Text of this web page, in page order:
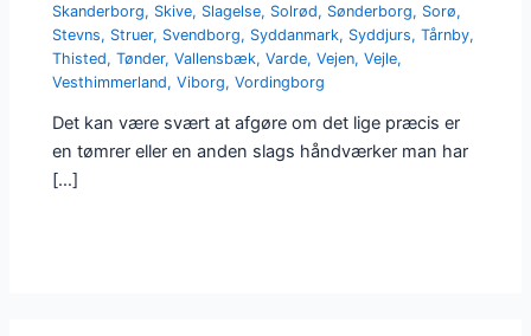
Skanderborg, Skive, Slagelse, Solrød, Sønderborg, Sorø,
Stevns, Struer, Svendborg, Syddanmark, Syddjurs,Tårnby,
Thisted,Tønder,Vallensbæk,Varde,Vejen,Vejle,
Vesthimmerland,Viborg,Vordingborg
Det kan være svært at afgøre om det lige præcis er
en tømrer eller en anden slags håndværker man har
[…]